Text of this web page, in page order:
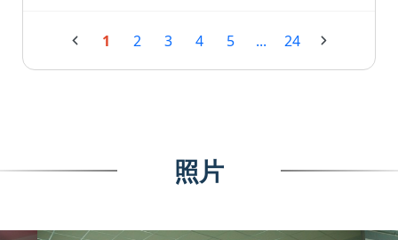
1 2 3 4 5 ... 24
照片